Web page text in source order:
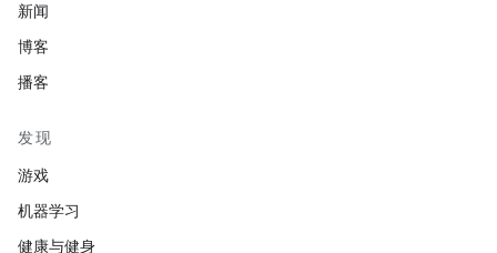
新闻
博客
播客
发现
游戏
机器学习
健康与健身